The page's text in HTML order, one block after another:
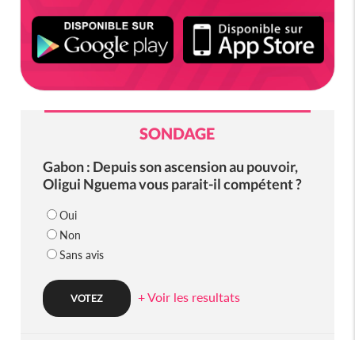
SONDAGE
Gabon : Depuis son ascension au pouvoir,
Oligui Nguema vous parait-il compétent ?
Oui
Non
Sans avis
+ Voir les resultats